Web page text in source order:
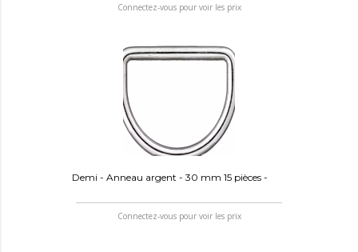
Connectez-vous pour voir les prix
Demi - Anneau argent - 30 mm 15 pièces -
Connectez-vous pour voir les prix